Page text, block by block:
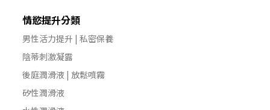
情慾提升分類
男性活力提升 | 私密保養
陰蒂刺激凝露
後庭潤滑液 | 放鬆噴霧
矽性潤滑液